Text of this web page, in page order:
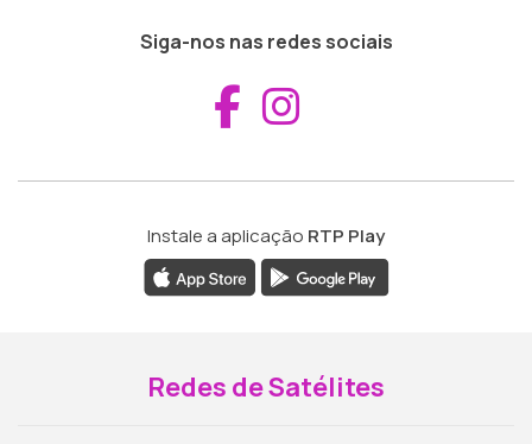
Siga-nos nas redes sociais
Aceder ao
Instale a aplicação RTP Play
Redes de Satélites